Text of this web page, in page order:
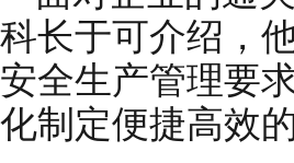
科长于可介绍，
安全生产管理要
化制定便捷高效